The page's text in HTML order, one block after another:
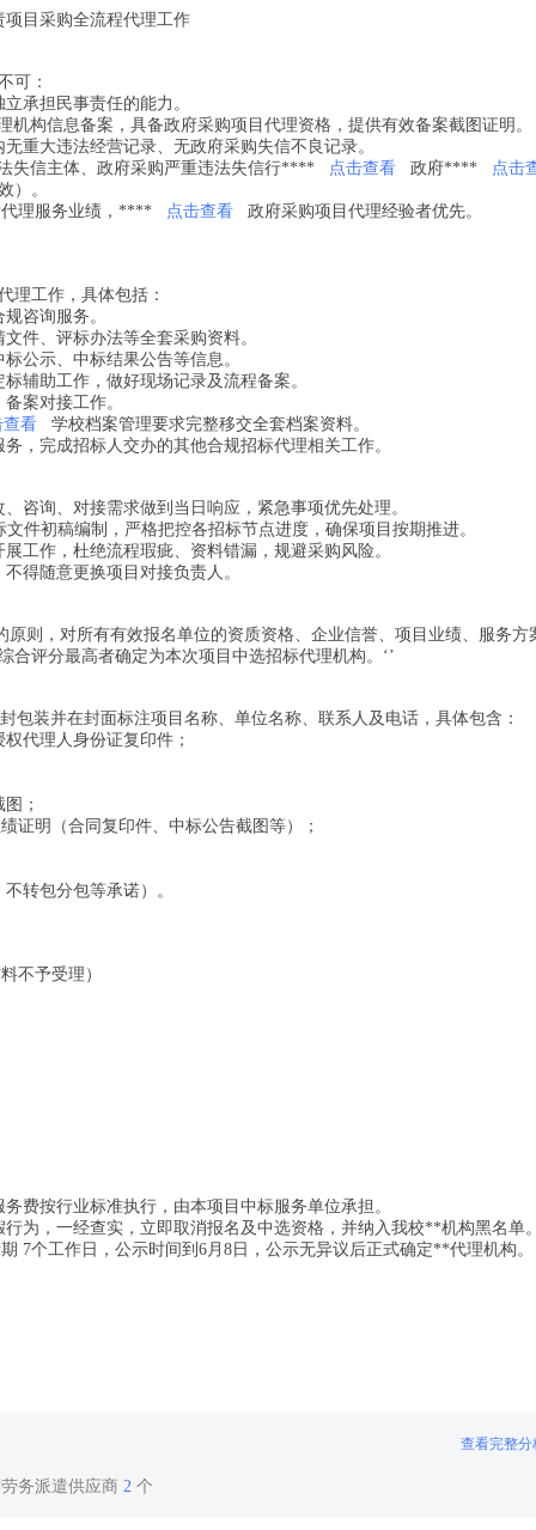
目采购全流程代理工作
可：
承担民事责任的能力。
机构信息备案，具备政府采购项目代理资格，提供有效备案截图证明。
重大违法经营记录、无政府采购失信不良记录。
失信主体、政府采购严重违法失信行****
点击查看 政府****
点击
）。
代理服务业绩，****
点击查看 政府采购项目代理经验者优先。
理工作，具体包括：
咨询服务。
件、评标办法等全套采购资料。
公示、中标结果公告等信息。
辅助工作，做好现场记录及流程备案。
案对接工作。
查看
学校档案管理要求完整移交全套档案资料。
，完成招标人交办的其他合规招标代理相关工作。
咨询、对接需求做到当日响应，紧急事项优先处理。
件初稿编制，严格把控各招标节点进度，确保项目按期推进。
工作，杜绝流程瑕疵、资料错漏，规避采购风险。
得随意更换项目对接负责人。
原则，对所有有效报名单位的资质资格、企业信誉、项目业绩、服务方
评分最高者确定为本次项目中选招标代理机构。‘’
包装并在封面标注项目名称、单位名称、联系人及电话，具体包含：
代理人身份证复印件；
；
证明（合同复印件、中标公告截图等）；
转包分包等承诺）。
不予受理）
费按行业标准执行，由本项目中标服务单位承担。
为，一经查实，立即取消报名及中选资格，并纳入我校**机构黑名单
7个工作日，公示时间到6月8日，公示无异议后正式确定**代理机构。
查看完整分
务派遣供应商 2 个